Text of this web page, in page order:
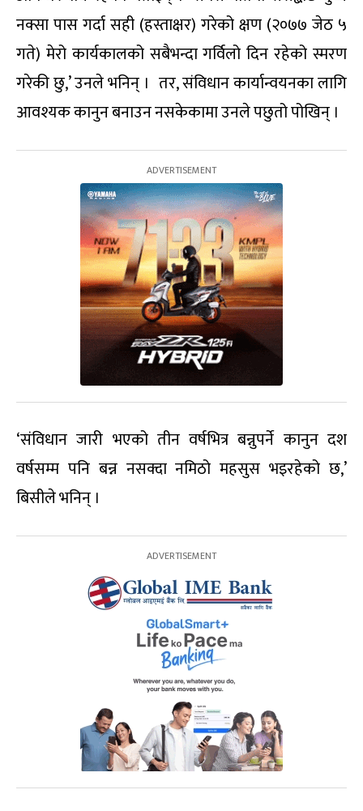
नक्सा पास गर्दा सही (हस्ताक्षर) गरेको क्षण (२०७७ जेठ ५
गते) मेरो कार्यकालको सबैभन्दा गर्विलो दिन रहेको स्मरण
गरेकी छु,’ उनले भनिन् । तर, संविधान कार्यान्वयनका लागि
आवश्यक कानुन बनाउन नसकेकामा उनले पछुतो पोखिन् ।
‘संविधान जारी भएको तीन वर्षभित्र बन्नुपर्ने कानुन दश
वर्षसम्म पनि बन्न नसक्दा नमिठो महसुस भइरहेको छ,’
बिसीले भनिन् ।